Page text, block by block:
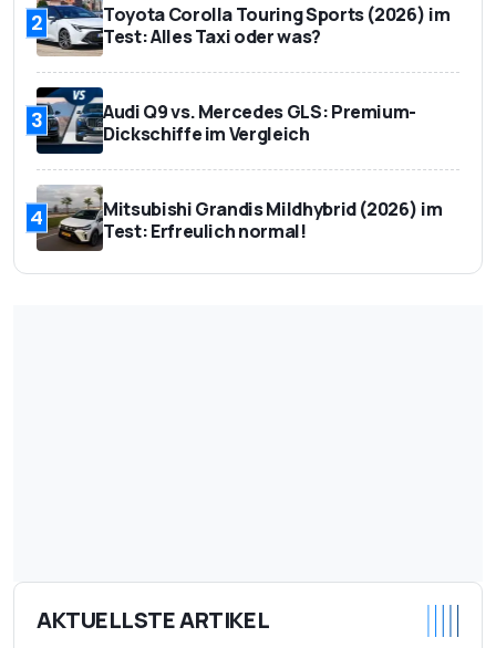
2
Toyota Corolla Touring Sports (2026) im
Test: Alles Taxi oder was?
3
Audi Q9 vs. Mercedes GLS: Premium-
Dickschiffe im Vergleich
4
Mitsubishi Grandis Mildhybrid (2026) im
Test: Erfreulich normal!
AKTUELLSTE ARTIKEL